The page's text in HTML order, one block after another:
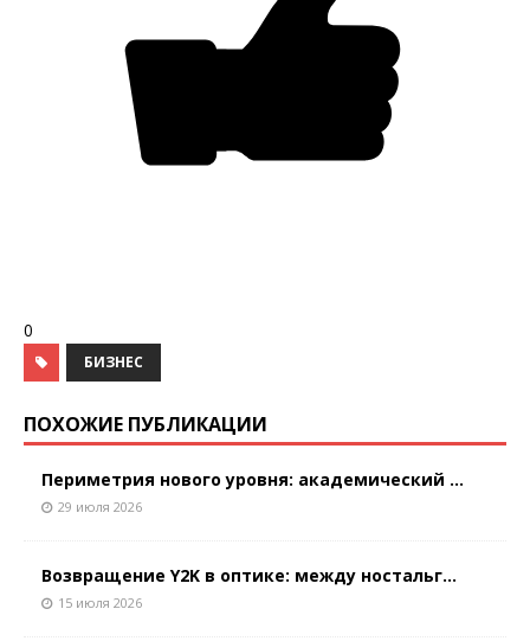
0
БИЗНЕС
ПОХОЖИЕ ПУБЛИКАЦИИ
Периметрия нового уровня: академический ...
29 июля 2026
Возвращение Y2K в оптике: между ностальг...
15 июля 2026